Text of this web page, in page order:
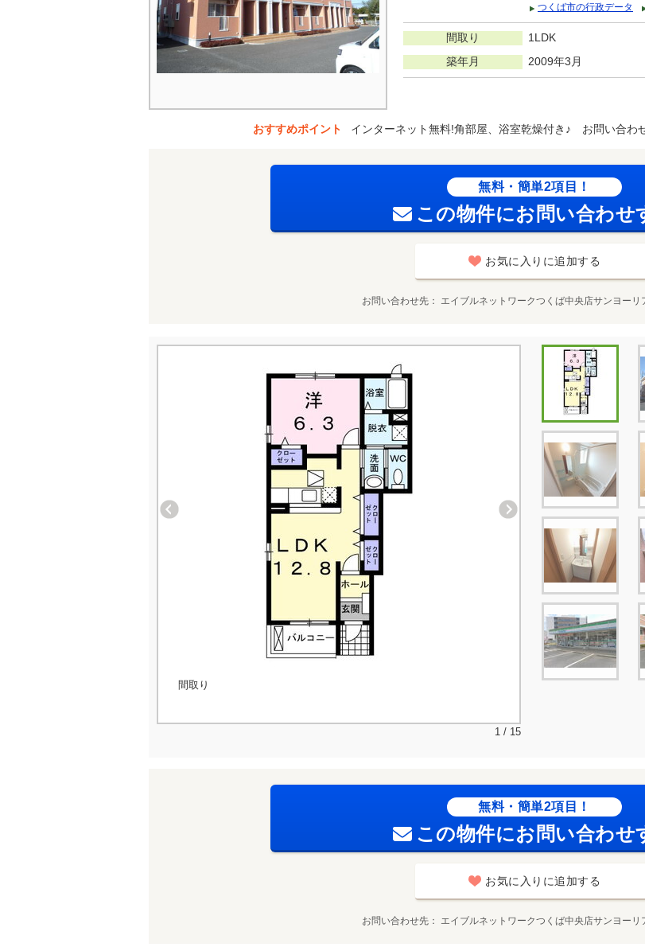
つくば市の行政データ
間取り 1LDK
築年月 2009年3月
おすすめポイント インターネット無料!角部屋、浴室乾燥付き♪ お問い合わ
無料・簡単2項目！
この物件にお問い合わせ
お気に入りに追加する
お問い合わせ先 エイブルネットワークつくば中央店サンヨーリ
間取り
1 / 15
無料・簡単2項目！
この物件にお問い合わせ
お気に入りに追加する
お問い合わせ先 エイブルネットワークつくば中央店サンヨーリ